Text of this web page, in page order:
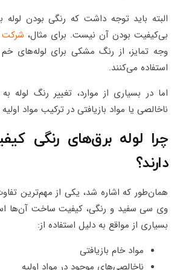
البته باید توجه داشت که رنگی بودن
بی‌کیفیت بودن آن نیست. برای مثال، شرکت
وجه تمایز، از رنگ مشکی برای لوله‌های
استفاده می‌کنند.
اما در بسیاری از موارد، تغییر رنگ لوله
ناخالصی یا مواد بازیافتی در ترکیب مواد
چرا لوله برق‌های رنگی
دارند؟
همان‌طور که اشاره شد، یکی از مهم‌ترین
وی سی سفید و رنگی، کیفیت ساخت آن‌ها
بسیاری از مواقع به دلیل استفاده از:
مواد خام بازیافتی
ناخالصی‌های موجود در مواد اولیه